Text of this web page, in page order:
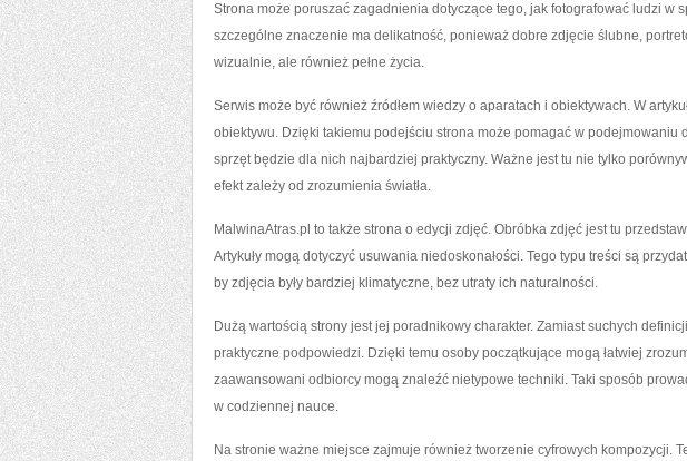
Strona może poruszać zagadnienia dotyczące tego, jak fotografować ludzi w
szczególne znaczenie ma delikatność, ponieważ dobre zdjęcie ślubne,
wizualnie, ale również pełne życia.
Serwis może być również źródłem wiedzy o aparatach i obiektywach. W
obiektywu. Dzięki takiemu podejściu strona może pomagać w podejmowaniu
sprzęt będzie dla nich najbardziej praktyczny. Ważne jest tu nie tylko
efekt zależy od zrozumienia światła.
MalwinaAtras.pl to także strona o edycji zdjęć. Obróbka zdjęć jest tu
Artykuły mogą dotyczyć usuwania niedoskonałości. Tego typu treści są
by zdjęcia były bardziej klimatyczne, bez utraty ich naturalności.
Dużą wartością strony jest jej poradnikowy charakter. Zamiast suchych
praktyczne podpowiedzi. Dzięki temu osoby początkujące mogą łatwiej
zaawansowani odbiorcy mogą znaleźć nietypowe techniki. Taki sposób
w codziennej nauce.
Na stronie ważne miejsce zajmuje również tworzenie cyfrowych kompozycji.